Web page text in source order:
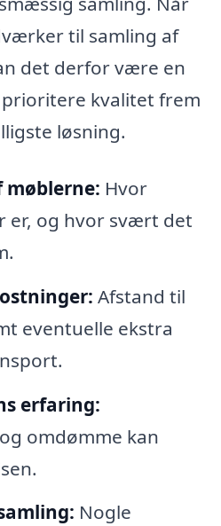
til samling af
det derfor være en
kvalitet frem
løsning.
møblerne: Hvor
er, og hvor svært det
Afstand til
eventuelle ekstra
erfaring:
omdømme kan
Nogle